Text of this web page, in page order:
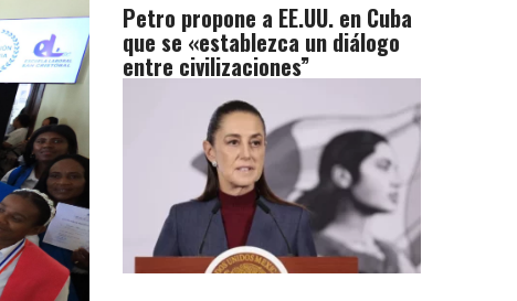
Petro propone a EE.UU. en Cuba
que se «establezca un diálogo
entre civilizaciones”